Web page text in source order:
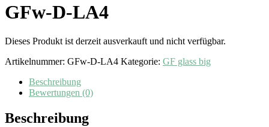
GFw-D-LA4
Dieses Produkt ist derzeit ausverkauft und nicht verfügbar.
Artikelnummer: GFw-D-LA4 Kategorie: GF glass big
Beschreibung
Bewertungen (0)
Beschreibung